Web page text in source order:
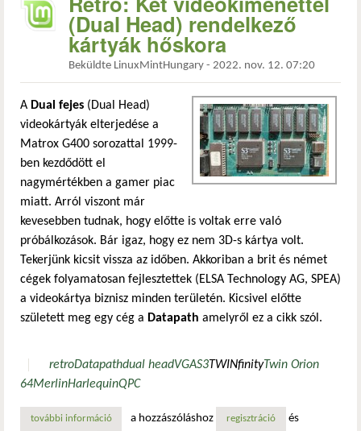
(Dual Head) rendelkező
kártyák hőskora
Beküldte LinuxMintHungary - 2022. nov. 12. 07:20
A Dual fejes (Dual Head)
videokártyák elterjedése a
Matrox G400 sorozattal 1999-
ben kezdődött el
nagymértékben a gamer piac
miatt. Arról viszont már
kevesebben tudnak, hogy előtte is voltak erre való
próbálkozások. Bár igaz, hogy ez nem 3D-s kártya volt.
Tekerjünk kicsit vissza az időben. Akkoriban a brit és német
cégek folyamatosan fejlesztettek (ELSA Technology AG, SPEA)
a videokártya biznisz minden területén. Kicsivel előtte
született meg egy cég a Datapath amelyről ez a cikk szól.
retroDatapathdual headVGAS3TWINfinityTwin Orion
64MerlinHarlequinQPC
további információretró: két videókimenettel (dual head) rendelkező kártyák
a hozzászóláshoz regisztráció és